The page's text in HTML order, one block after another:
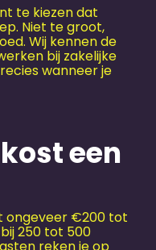
te kiezen dat
Niet te groot,
Wij kennen de
bij zakelijke
wanneer je
een
ongeveer €200 tot
250 tot 500
reken je op